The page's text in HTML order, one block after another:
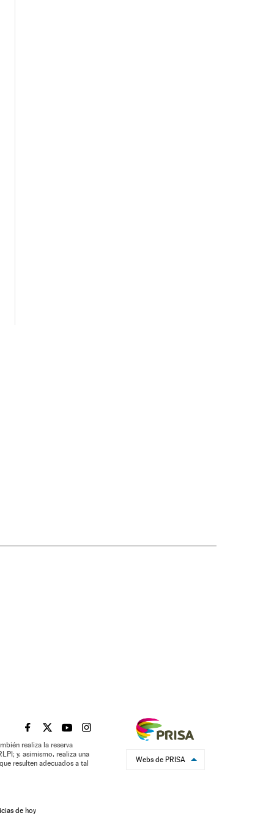
EL PAÍS BRASIL EN FACEBOOK
EL PAÍS BRASIL EN TWITTER
EL PAÍS BRASIL EN YOUTUBE
EL PAÍS BRASIL EN INSTAGRAM
realiza la reserva
y, asimismo, realiza una
resulten adecuados a tal
de hoy
Webs de PRISA